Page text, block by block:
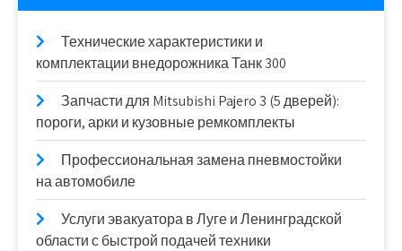
Технические характеристики и
комплектации внедорожника Танк 300
Запчасти для Mitsubishi Pajero 3 (5 дверей):
пороги, арки и кузовные ремкомплекты
Профессиональная замена пневмостойки
на автомобиле
Услуги эвакуатора в Луге и Ленинградской
области с быстрой подачей техники